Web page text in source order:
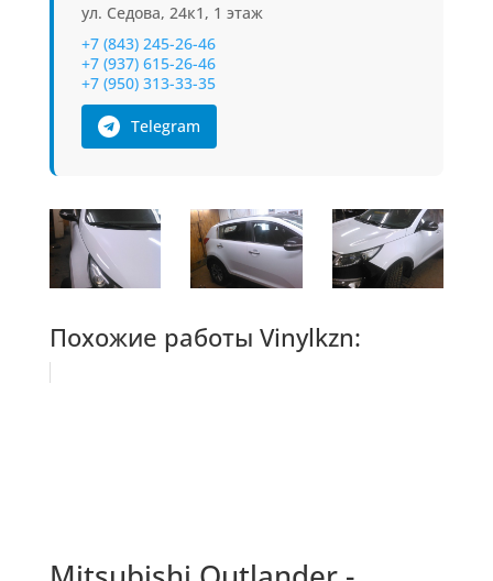
ул. Седова, 24к1, 1 этаж
+7 (843) 245-26-46
+7 (937) 615-26-46
+7 (950) 313-33-35
Telegram
Похожие работы Vinylkzn: